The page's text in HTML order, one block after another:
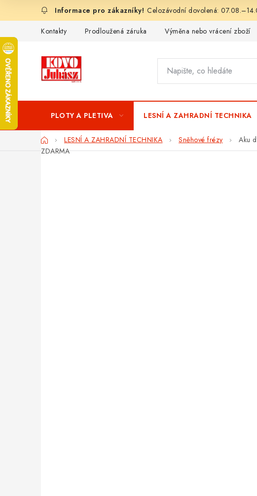
Celozávodní dovolená:
Kontakty Prodloužená záruka Výměna nebo vrácení zboží
PLOTY A PLETIVA LESNÍ A ZAHRADNÍ TECHNIKA
DomůLESNÍ A ZAHRADNÍ TECHNIKA Sněhové frézy Aku
ZDARMA